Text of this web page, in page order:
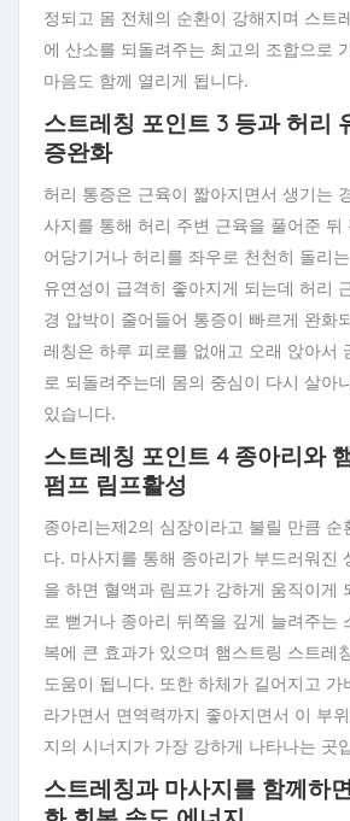
정되고 몸 전체의 순환이 강해지며 스트
에 산소를 되돌려주는 최고의 조합으로
마음도 함께 열리게 됩니다.
스트레칭 포인트 3 등과 허리
증완화
허리 통증은 근육이 짧아지면서 생기는
사지를 통해 허리 주변 근육을 풀어준 뒤
어당기거나 허리를 좌우로 천천히 돌리
유연성이 급격히 좋아지게 되는데 허리
경 압박이 줄어들어 통증이 빠르게 완화
레칭은 하루 피로를 없애고 오래 앉아서
로 되돌려주는데 몸의 중심이 다시 살아
있습니다.
스트레칭 포인트 4 종아리와
펌프 림프활성
종아리는제2의 심장이라고 불릴 만큼 순
다. 마사지를 통해 종아리가 부드러워진
을 하면 혈액과 림프가 강하게 움직이게
로 뻗거나 종아리 뒤쪽을 깊게 늘려주는
복에 큰 효과가 있으며 햄스트링 스트레
도움이 됩니다. 또한 하체가 길어지고 가
라가면서 면역력까지 좋아지면서 이 부
지의 시너지가 가장 강하게 나타나는 곳
스트레칭과 마사지를 함께하